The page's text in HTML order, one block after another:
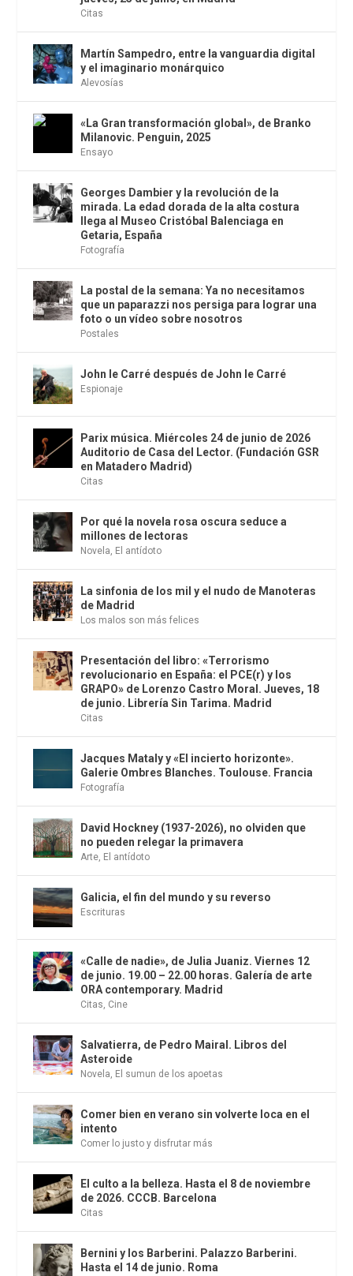
Citas
Martín Sampedro, entre la vanguardia digital
y el imaginario monárquico
Alevosías
«La Gran transformación global», de Branko
Milanovic. Penguin, 2025
Ensayo
Georges Dambier y la revolución de la
mirada. La edad dorada de la alta costura
llega al Museo Cristóbal Balenciaga en
Getaria, España
Fotografía
La postal de la semana: Ya no necesitamos
que un paparazzi nos persiga para lograr una
foto o un vídeo sobre nosotros
Postales
John le Carré después de John le Carré
Espionaje
Parix música. Miércoles 24 de junio de 2026
Auditorio de Casa del Lector. (Fundación GSR
en Matadero Madrid)
Citas
Por qué la novela rosa oscura seduce a
millones de lectoras
Novela, El antídoto
La sinfonia de los mil y el nudo de Manoteras
de Madrid
Los malos son más felices
Presentación del libro: «Terrorismo
revolucionario en España: el PCE(r) y los
GRAPO» de Lorenzo Castro Moral. Jueves, 18
de junio. Librería Sin Tarima. Madrid
Citas
Jacques Mataly y «El incierto horizonte».
Galerie Ombres Blanches. Toulouse. Francia
Fotografía
David Hockney (1937-2026), no olviden que
no pueden relegar la primavera
Arte, El antídoto
Galicia, el fin del mundo y su reverso
Escrituras
«Calle de nadie», de Julia Juaniz. Viernes 12
de junio. 19.00 – 22.00 horas. Galería de arte
ORA contemporary. Madrid
Citas, Cine
Salvatierra, de Pedro Mairal. Libros del
Asteroide
Novela, El sumun de los apoetas
Comer bien en verano sin volverte loca en el
intento
Comer lo justo y disfrutar más
El culto a la belleza. Hasta el 8 de noviembre
de 2026. CCCB. Barcelona
Citas
Bernini y los Barberini. Palazzo Barberini.
Hasta el 14 de junio. Roma